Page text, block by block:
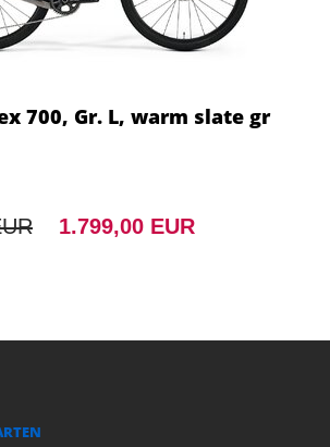
700, Gr. L, warm slate gr
1.799,00 EUR